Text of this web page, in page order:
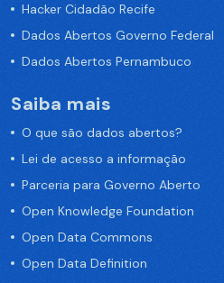
Hacker Cidadão Recife
Dados Abertos Governo Federal
Dados Abertos Pernambuco
Saiba mais
O que são dados abertos?
Lei de acesso a informação
Parceria para Governo Aberto
Open Knowledge Foundation
Open Data Commons
Open Data Definition